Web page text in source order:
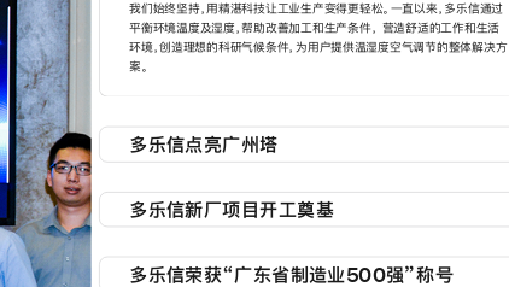
我们始终坚持，用精湛科技让工业生产变得更轻松。一直以来，多乐信通过
平衡环境温度及湿度，帮助改善加工和生产条件， 营造舒适的工作和生活
环境，创造理想的科研气候条件，为用户提供温湿度空气调节的整体解决方
案。
多乐信点亮广州塔
平衡环境温度及湿度，帮助改善加工和生产条件， 营造舒适的工作和生活
环境，创造理想的科研气候条件，为用户提供温湿度空气调节的整体解决方
多乐信新厂项目开工奠基
环境，创造理想的科研气候条件，为用户提供温湿度空气调节的整体解决方
多乐信荣获“广东省制造业500强”称号